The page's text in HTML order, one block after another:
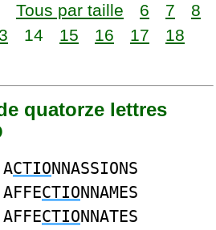
Tous par taille 6 7
8
14 15 16 17
18
quatorze lettres
CTIONNASSIONS
CTIONNAMES
CTIONNATES